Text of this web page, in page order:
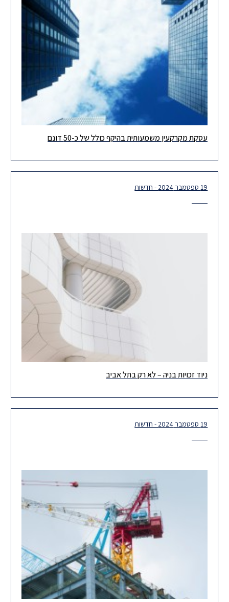
עסקת מקרקעין משמעותית בהיקף כולל של כ-50 דונם
19 ספטמבר 2024 - חדשות
בשלה העת להרחבת המגמה של ניוד זכויות בנייה לטריטוריות חדשות.
ניוד זכויות בניה – לא רק בתל אביב
19 ספטמבר 2024 - חדשות